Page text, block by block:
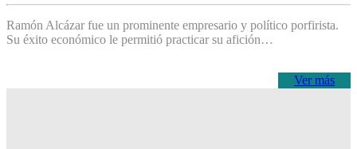
Ramón Alcázar fue un prominente empresario y político porfirista.
Su éxito económico le permitió practicar su afición…
Ver más